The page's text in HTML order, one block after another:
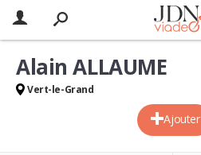
Ajouter
Alain ALLAUME
Vert-le-Grand